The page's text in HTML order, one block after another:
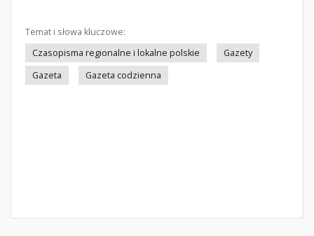
Temat i słowa kluczowe:
Czasopisma regionalne i lokalne polskie
Gazety
Gazeta
Gazeta codzienna